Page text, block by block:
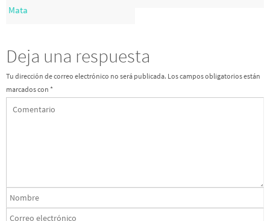
Mata
Deja una respuesta
Tu dirección de correo electrónico no será publicada. Los campos obligatorios están
marcados con *